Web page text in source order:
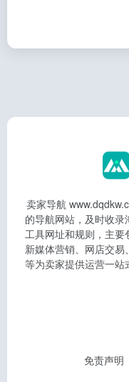
卖家导航
的导航网站，及时收
工具网址和规则，主要
新媒体营销、网店交
等为卖家提供运营一站
免责声明